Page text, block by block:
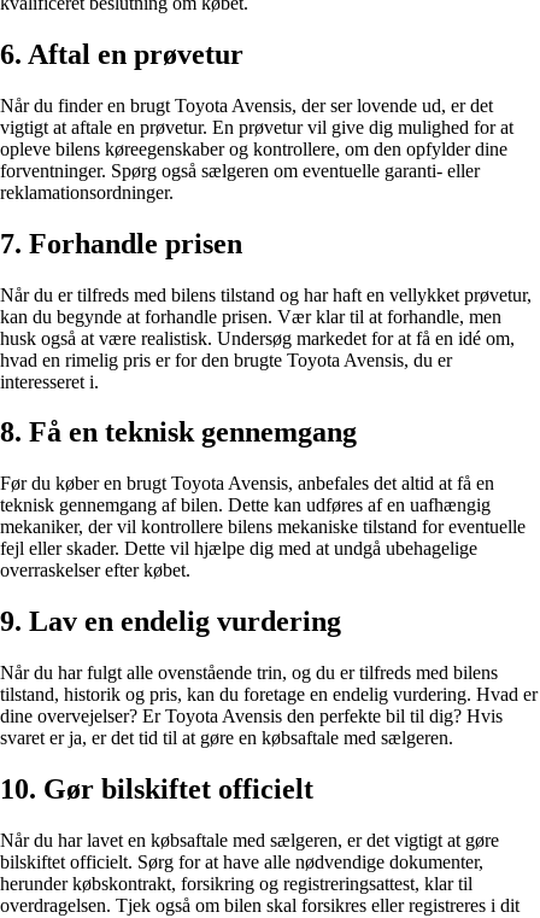
6. Aftal en prøvetur
Når du finder en brugt Toyota Avensis, der ser lovende ud, er det
vigtigt at aftale en prøvetur. En prøvetur vil give dig mulighed for at
opleve bilens køreegenskaber og kontrollere, om den opfylder dine
forventninger. Spørg også sælgeren om eventuelle garanti- eller
reklamationsordninger.
7. Forhandle prisen
Når du er tilfreds med bilens tilstand og har haft en vellykket prøvetur,
kan du begynde at forhandle prisen. Vær klar til at forhandle, men
husk også at være realistisk. Undersøg markedet for at få en idé om,
hvad en rimelig pris er for den brugte Toyota Avensis, du er
interesseret i.
8. Få en teknisk gennemgang
Før du køber en brugt Toyota Avensis, anbefales det altid at få en
teknisk gennemgang af bilen. Dette kan udføres af en uafhængig
mekaniker, der vil kontrollere bilens mekaniske tilstand for eventuelle
fejl eller skader. Dette vil hjælpe dig med at undgå ubehagelige
overraskelser efter købet.
9. Lav en endelig vurdering
Når du har fulgt alle ovenstående trin, og du er tilfreds med bilens
tilstand, historik og pris, kan du foretage en endelig vurdering. Hvad er
dine overvejelser? Er Toyota Avensis den perfekte bil til dig? Hvis
svaret er ja, er det tid til at gøre en købsaftale med sælgeren.
10. Gør bilskiftet officielt
Når du har lavet en købsaftale med sælgeren, er det vigtigt at gøre
bilskiftet officielt. Sørg for at have alle nødvendige dokumenter,
herunder købskontrakt, forsikring og registreringsattest, klar til
overdragelsen. Tjek også om bilen skal forsikres eller registreres i dit